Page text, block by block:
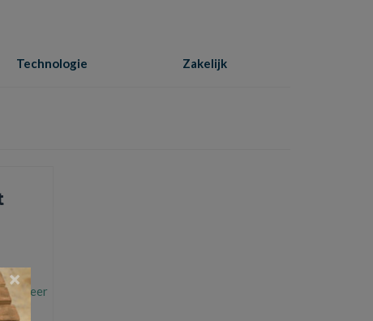
Technologie Zakelijk
Meer
×